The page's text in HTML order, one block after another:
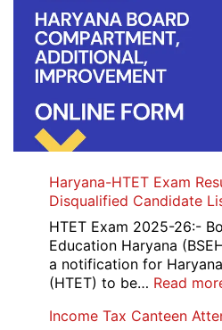
Haryana-HTET Exam
Disqualified Candidate
HTET Exam 2025-26:-
Education Haryana
a notification for
(HTET) to be… Read
Income Tax Canteen